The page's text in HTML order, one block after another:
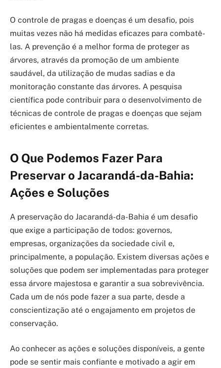
O controle de pragas e doenças é um desafio, pois
muitas vezes não há medidas eficazes para combatê-
las. A prevenção é a melhor forma de proteger as
árvores, através da promoção de um ambiente
saudável, da utilização de mudas sadias e da
monitoração constante das árvores. A pesquisa
científica pode contribuir para o desenvolvimento de
técnicas de controle de pragas e doenças que sejam
eficientes e ambientalmente corretas.
O Que Podemos Fazer Para
Preservar o Jacarandá-da-Bahia:
Ações e Soluções
A preservação do Jacarandá-da-Bahia é um desafio
que exige a participação de todos: governos,
empresas, organizações da sociedade civil e,
principalmente, a população. Existem diversas ações e
soluções que podem ser implementadas para proteger
essa árvore majestosa e garantir a sua sobrevivência.
Cada um de nós pode fazer a sua parte, desde a
conscientização até o engajamento em projetos de
conservação.
Ao conhecer as ações e soluções disponíveis, a gente
pode se sentir mais confiante e motivado a agir em